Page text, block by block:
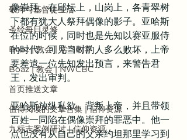
敬拜与基督徒生活
圣经每日灵修
Boaz | 教会 | 学习牧养
Boaz | 教会 | NWCBC
首页推送文章
值得阅读的文章合集 | 信仰资源
九标志案例研讨 | 信仰资源
像崇拜。在邱坛上，山岗上，各青翠树
下都有犹大人祭拜偶像的影子。亚哈斯
在位的时候，同时也是先知以赛亚服侍
的时代，可见当时的人多么败坏，上帝
要差遣一位先知发出预言，来警告君
王，发出审判。
亚哈斯放纵私欲，背叛上帝，并且带领
百姓一同陷在偶像崇拜的罪恶中。他一
点也没有从自己的父亲约坦那里学习到